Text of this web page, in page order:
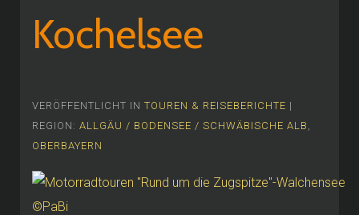
Kochelsee
VERÖFFENTLICHT IN TOUREN & REISEBERICHTE |
REGION: ALLGÄU / BODENSEE / SCHWÄBISCHE ALB ,
OBERBAYERN